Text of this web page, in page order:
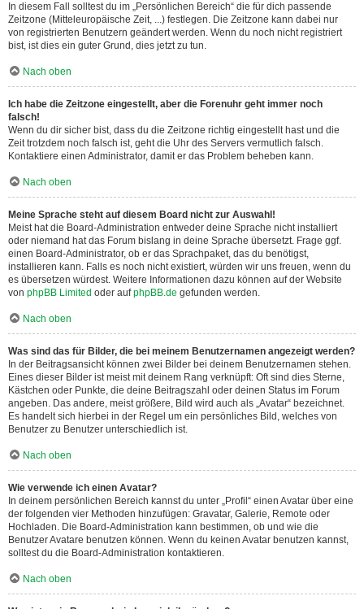
In diesem Fall solltest du im „Persönlichen Bereich“ die für dich passende
Zeitzone (Mitteleuropäische Zeit, ...) festlegen. Die Zeitzone kann dabei nur
von registrierten Benutzern geändert werden. Wenn du noch nicht registriert
bist, ist dies ein guter Grund, dies jetzt zu tun.
Nach oben
Ich habe die Zeitzone eingestellt, aber die Forenuhr geht immer noch
falsch!
Wenn du dir sicher bist, dass du die Zeitzone richtig eingestellt hast und die
Zeit trotzdem noch falsch ist, geht die Uhr des Servers vermutlich falsch.
Kontaktiere einen Administrator, damit er das Problem beheben kann.
Nach oben
Meine Sprache steht auf diesem Board nicht zur Auswahl!
Meist hat die Board-Administration entweder deine Sprache nicht installiert
oder niemand hat das Forum bislang in deine Sprache übersetzt. Frage ggf.
einen Board-Administrator, ob er das Sprachpaket, das du benötigst,
installieren kann. Falls es noch nicht existiert, würden wir uns freuen, wenn du
es übersetzen würdest. Weitere Informationen dazu können auf der Website
von phpBB Limited oder aufphpBB.de gefunden werden.
Nach oben
Was sind das für Bilder, die bei meinem Benutzernamen angezeigt werden?
In der Beitragsansicht können zwei Bilder bei deinem Benutzernamen stehen.
Eines dieser Bilder ist meist mit deinem Rang verknüpft: Oft sind dies Sterne,
Kästchen oder Punkte, die deine Beitragszahl oder deinen Status im Forum
angeben. Das andere, meist größere, Bild wird auch als „Avatar“ bezeichnet.
Es handelt sich hierbei in der Regel um ein persönliches Bild, welches von
Benutzer zu Benutzer unterschiedlich ist.
Nach oben
Wie verwende ich einen Avatar?
In deinem persönlichen Bereich kannst du unter „Profil“ einen Avatar über eine
der folgenden vier Methoden hinzufügen: Gravatar, Galerie, Remote oder
Hochladen. Die Board-Administration kann bestimmen, ob und wie die
Benutzer Avatare benutzen können. Wenn du keinen Avatar benutzen kannst,
solltest du die Board-Administration kontaktieren.
Nach oben